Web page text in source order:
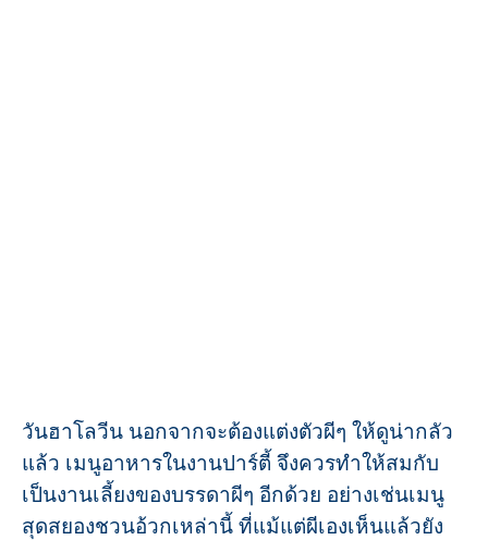
วันฮาโลวีน นอกจากจะต้องแต่งตัวผีๆ ให้ดูน่ากลัว
แล้ว เมนูอาหารในงานปาร์ตี้ จึงควรทำให้สมกับ
เป็นงานเลี้ยงของบรรดาผีๆ อีกด้วย อย่างเช่นเมนู
สุดสยองชวนอ้วกเหล่านี้ ที่แม้แต่ผีเองเห็นแล้วยัง